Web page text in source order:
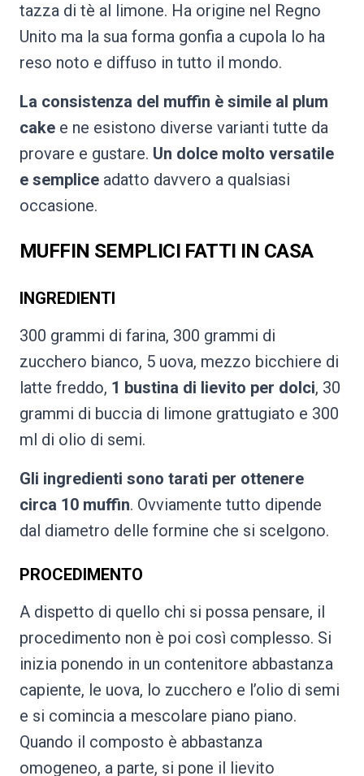
tazza di tè al limone. Ha origine nel Regno
Unito ma la sua forma gonfia a cupola lo ha
reso noto e diffuso in tutto il mondo.
La consistenza del muffin è simile al plum
cake e ne esistono diverse varianti tutte da
provare e gustare. Un dolce molto versatile
e semplice adatto davvero a qualsiasi
occasione.
MUFFIN SEMPLICI FATTI IN CASA
INGREDIENTI
300 grammi di farina, 300 grammi di
zucchero bianco, 5 uova, mezzo bicchiere di
latte freddo, 1 bustina di lievito per dolci, 30
grammi di buccia di limone grattugiato e 300
ml di olio di semi.
Gli ingredienti sono tarati per ottenere
circa 10 muffin. Ovviamente tutto dipende
dal diametro delle formine che si scelgono.
PROCEDIMENTO
A dispetto di quello chi si possa pensare, il
procedimento non è poi così complesso. Si
inizia ponendo in un contenitore abbastanza
capiente, le uova, lo zucchero e l’olio di semi
e si comincia a mescolare piano piano.
Quando il composto è abbastanza
omogeneo, a parte, si pone il lievito